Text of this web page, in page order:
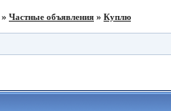
» Частные объявления » Куплю